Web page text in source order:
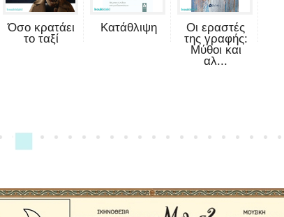
Όσο κρατάει
το ταξί
Κατάθλιψη
Οι εραστές
της γραφής:
Μύθοι και
αλ...